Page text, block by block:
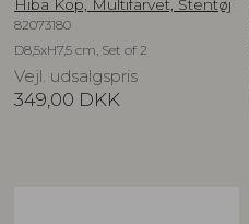
Hiba Kop, Multifarvet, Stentøj
82073180
D8,5xH7,5 cm, Set of 2
Vejl. udsalgspris
349,00 DKK